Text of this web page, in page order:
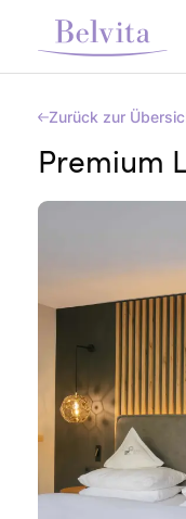
Zurück zur
Premium